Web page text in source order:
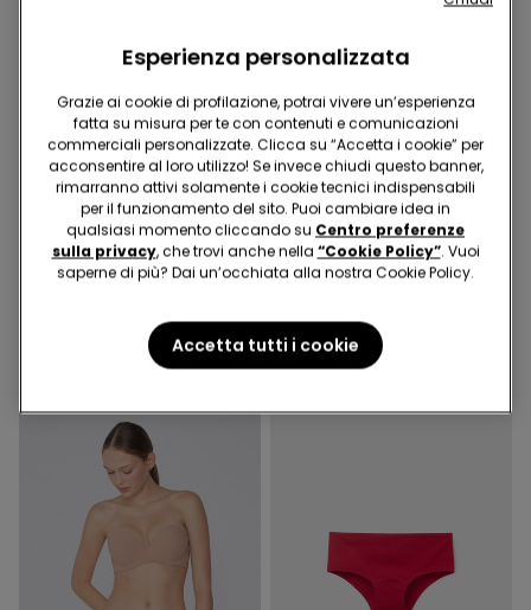
-50%
1 Colore
Pantalone Trombetta in
-50%
-50%
5 articoli al -70%
3 Colori
Esperienza personalizzata
Grazie ai cookie di profilazione, potrai vivere un’esperienza
fatta su misura per te con contenuti e comunicazioni
commerciali personalizzate. Clicca su “Accetta i cookie” per
acconsentire al loro utilizzo! Se invece chiudi questo banner,
rimarranno attivi solamente i cookie tecnici indispensabili
per il funzionamento del sito. Puoi cambiare idea in
qualsiasi momento cliccando su Centro preferenze
sulla privacy, che trovi anche nella “Cookie Policy”. Vuoi
saperne di più? Dai un’occhiata alla nostra Cookie Policy.
Accetta tutti i cookie